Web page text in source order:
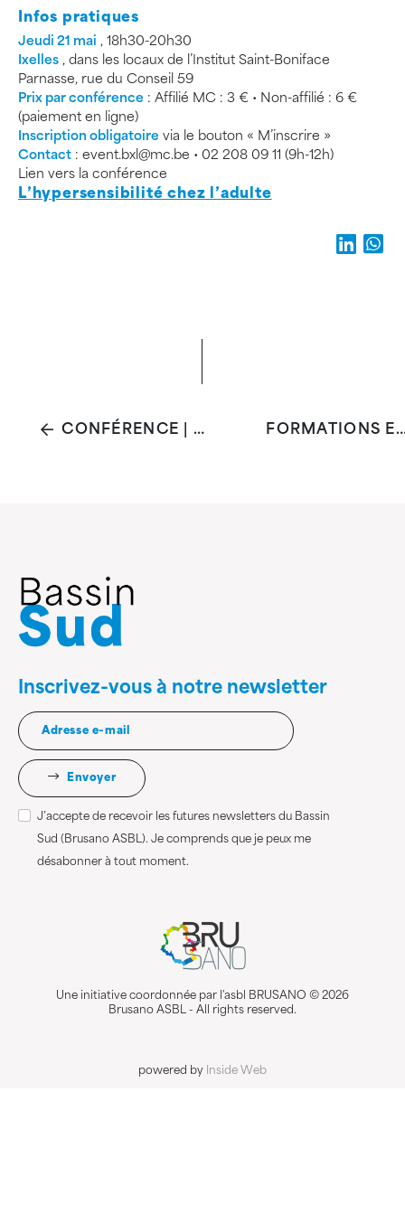
Infos pratiques
Jeudi 21 mai , 18h30-20h30
Ixelles , dans les locaux de l’Institut Saint-Boniface
Parnasse, rue du Conseil 59
Prix par conférence : Affilié MC : 3 € • Non-affilié : 6 €
(paiement en ligne)
Inscription obligatoire via le bouton « M’inscrire »
Contact : event.bxl@mc.be • 02 208 09 11 (9h-12h)
Lien vers la conférence
L’hypersensibilité chez l’adulte
CONFÉRENCE | L'HYPERSENSIBILITÉ À L'ÂGE L'ADULTE FORMATIONS EN CUISINE SAINE À DESTINATION DES
Inscrivez-vous à notre newsletter
Envoyer
J’accepte de recevoir les futures newsletters du Bassin
Sud (Brusano ASBL). Je comprends que je peux me
désabonner à tout moment.
Une initiative coordonnée par l'asbl BRUSANO © 2026
Brusano ASBL - All rights reserved.
powered by Inside Web